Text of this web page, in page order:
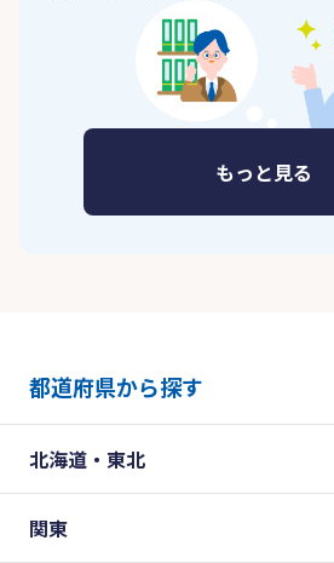
もっと見る
都道府県から探す
北海道・東北
関東